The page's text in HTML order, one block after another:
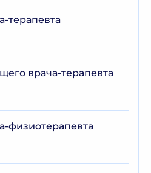
терапевта
врача-терапевта
физиотерапевта